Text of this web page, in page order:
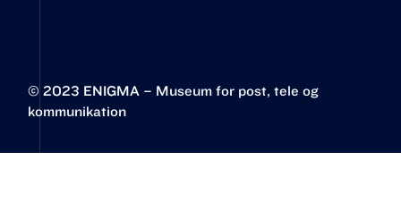
© 2023 ENIGMA – Museum for post, tele og
kommunikation‍